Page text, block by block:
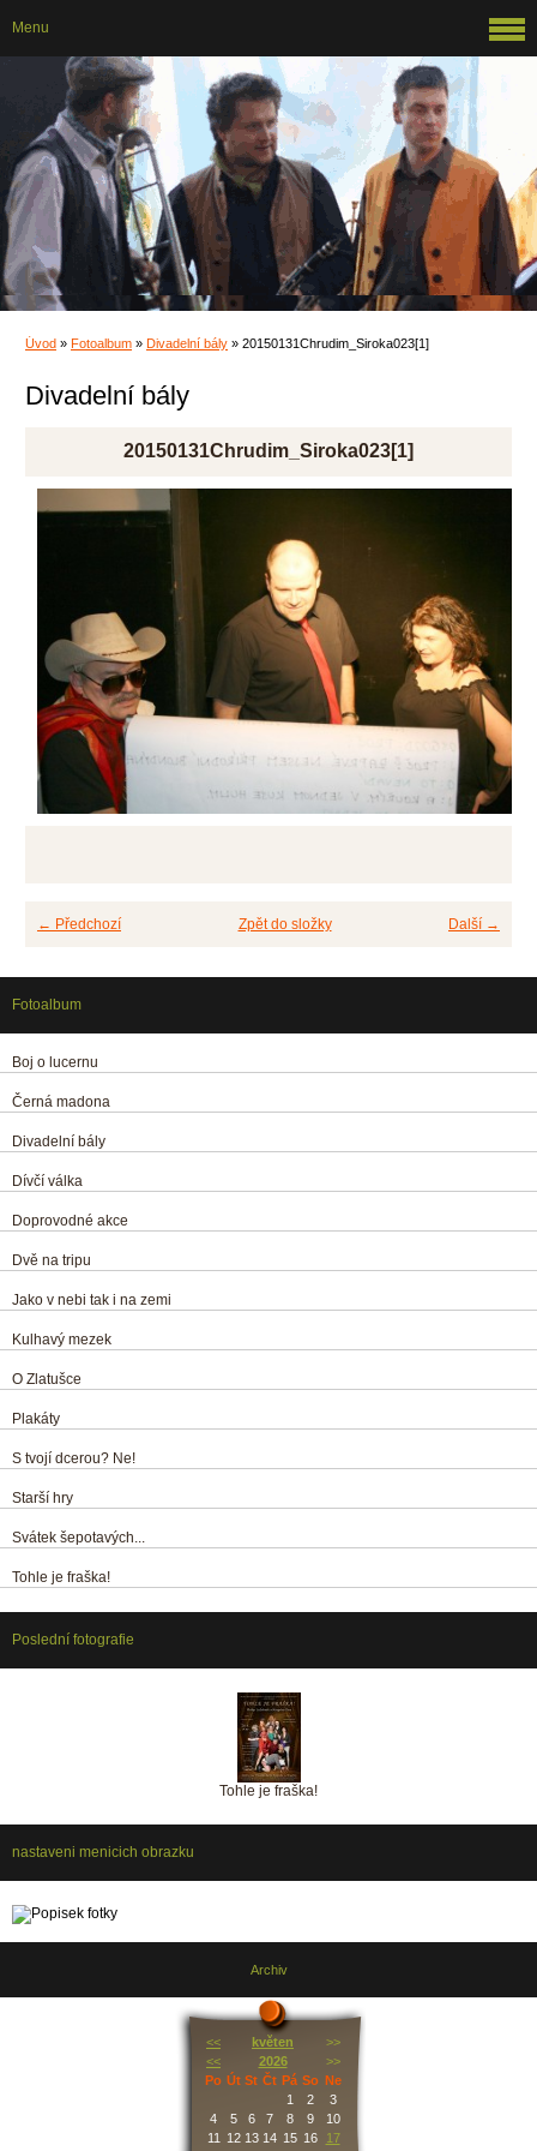
Úvod » Fotoalbum » Divadelní bály » 20150131Chrudim_Siroka023[1]
Divadelní bály
20150131Chrudim_Siroka023[1]
← Předchozí Další →
Zpět do složky
Menu
Fotoalbum
Boj o lucernu
Černá madona
Divadelní bály
Dívčí válka
Doprovodné akce
Dvě na tripu
Jako v nebi tak i na zemi
Kulhavý mezek
O Zlatušce
Plakáty
S tvojí dcerou? Ne!
Starší hry
Svátek šepotavých...
Tohle je fraška!
Poslední fotografie
Tohle je fraška!
nastaveni menicich obrazku
Archiv
<< květen
>>
<<
2026
>>
Po Út St Čt Pá So Ne
1
2
3
4
5 6 7 8 9
10
11
12 13 14 15 16
17